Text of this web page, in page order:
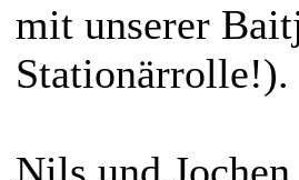
mit unserer
Stationärrolle!).